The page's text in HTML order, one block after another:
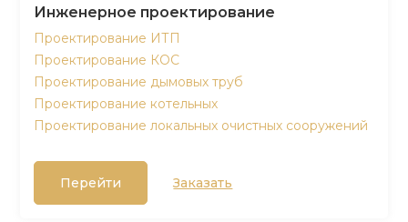
Инженерное проектирование
Проектирование ИТП
Проектирование КОС
Проектирование дымовых труб
Проектирование котельных
Проектирование локальных очистных сооружений
Перейти Заказать